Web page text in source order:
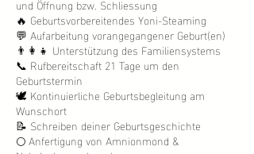
und Öffnung bzw. Schliessung
🔥 Geburtsvorbereitendes Yoni-Steaming
💬 Aufarbeitung vorangegangener Geburt(en)
👨‍👩‍👧 Unterstützung des Familiensystems
📞 Rufbereitschaft 21 Tage um den
Geburtstermin
🕊️ Kontinuierliche Geburtsbegleitung am
Wunschort
📝 Schreiben deiner Geburtsgeschichte
🌕 Anfertigung von Amnionmond &